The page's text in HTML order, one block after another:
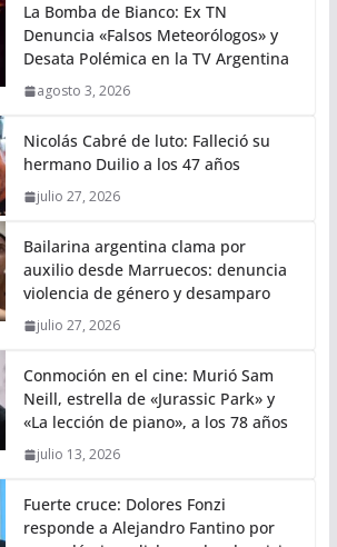
La Bomba de Bianco: Ex TN
Denuncia «Falsos Meteorólogos» y
Desata Polémica en la TV Argentina
agosto 3, 2026
Nicolás Cabré de luto: Falleció su
hermano Duilio a los 47 años
julio 27, 2026
Bailarina argentina clama por
auxilio desde Marruecos: denuncia
violencia de género y desamparo
julio 27, 2026
Conmoción en el cine: Murió Sam
Neill, estrella de «Jurassic Park» y
«La lección de piano», a los 78 años
julio 13, 2026
Fuerte cruce: Dolores Fonzi
responde a Alejandro Fantino por